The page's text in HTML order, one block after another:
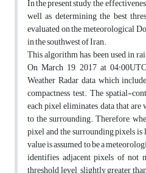
In the present study, the
well as determining the best
evaluated on the meteorological
in the southwest of Iran.
This algorithm has been used in
On March 19, 2017 at
Weather Radar data which
compactness test. The spatial-
each pixel eliminates data that
to the surrounding. Therefore,
pixel and the surrounding pixels is
value is assumed to be a
identifies adjacent pixels of not